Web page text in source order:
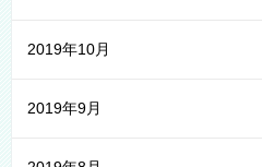
2019年10月
2019年9月